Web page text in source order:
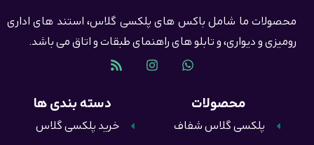
محصولات ما شامل باکس های پلکسی گلاس، استند های اداری
رومیزی و دیواری، و تابلو های راهنمای طبقات و اتاق می باشد.
دسته بندی ها
خرید پلکسی گلاس
محصولات
پلکسی گلاس شفاف